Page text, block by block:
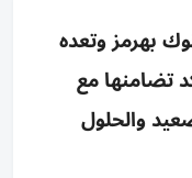
بهرمز وتعده
تضامنها مع
والحلول